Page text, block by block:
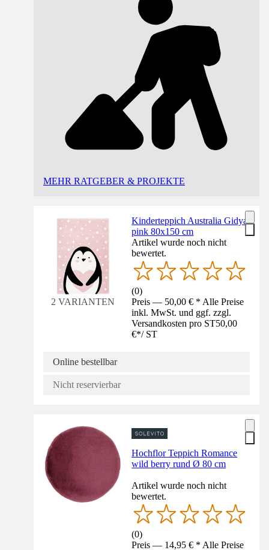
MEHR RATGEBER & PROJEKTE
2 VARIANTEN
Kinderteppich Australia Gidya
pink 80x150 cm
Artikel wurde noch nicht
bewertet.
(0)
Preis — 50,00 € * Alle Preise
inkl. MwSt. und ggf. zzgl.
Versandkosten pro ST50,00
€*/ ST
Online bestellbar
Nicht reservierbar
Hochflor Teppich Romance
wild berry rund Ø 80 cm
Artikel wurde noch nicht
bewertet.
(0)
Preis — 14,95 € * Alle Preise